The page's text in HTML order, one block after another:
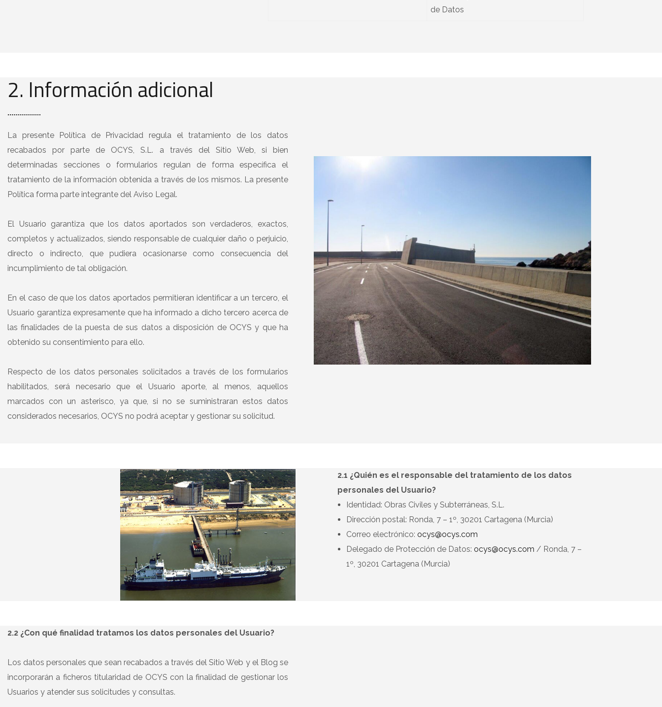
de Datos
2. Información adicional
La presente Política de Privacidad regula el tratamiento de los datos
recabados por parte de OCYS, S.L. a través del Sitio Web, si bien
determinadas secciones o formularios regulan de forma específica el
tratamiento de la información obtenida a través de los mismos. La presente
Política forma parte integrante del Aviso Legal.
El Usuario garantiza que los datos aportados son verdaderos, exactos,
completos y actualizados, siendo responsable de cualquier daño o perjuicio,
directo o indirecto, que pudiera ocasionarse como consecuencia del
incumplimiento de tal obligación.
En el caso de que los datos aportados permitieran identificar a un tercero, el
Usuario garantiza expresamente que ha informado a dicho tercero acerca de
las finalidades de la puesta de sus datos a disposición de OCYS y que ha
obtenido su consentimiento para ello.
Respecto de los datos personales solicitados a través de los formularios
habilitados, será necesario que el Usuario aporte, al menos, aquellos
marcados con un asterisco, ya que, si no se suministraran estos datos
considerados necesarios, OCYS no podrá aceptar y gestionar su solicitud.
2.1 ¿Quién es el responsable del tratamiento de los datos
personales del Usuario?
Identidad: Obras Civiles y Subterráneas, S.L.
Dirección postal: Ronda, 7 – 1º, 30201 Cartagena (Murcia)
Correo electrónico: ocys@ocys.com
Delegado de Protección de Datos: ocys@ocys.com / Ronda, 7 –
1º, 30201 Cartagena (Murcia)
2.2 ¿Con qué finalidad tratamos los datos personales del Usuario?
Los datos personales que sean recabados a través del Sitio Web y el Blog se
incorporarán a ficheros titularidad de OCYS con la finalidad de gestionar los
Usuarios y atender sus solicitudes y consultas.